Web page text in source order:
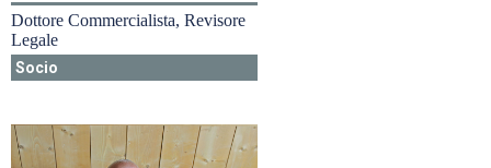
Dottore Commercialista, Revisore
Legale
Socio